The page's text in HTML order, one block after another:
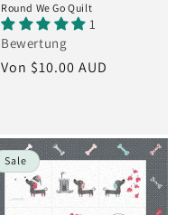
Round We Go Quilt
1
Bewertung
Normaler
Von $10.00 AUD
Sale